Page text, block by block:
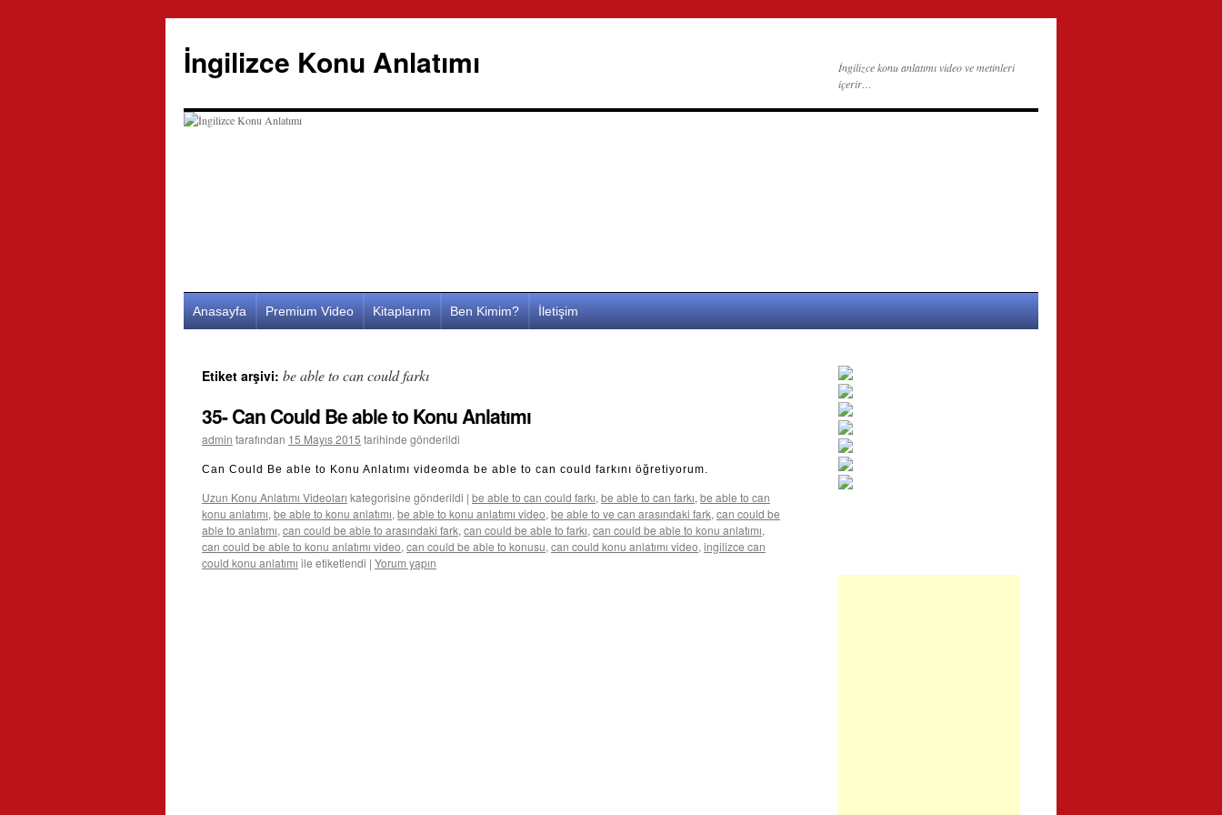
İngilizce Konu Anlatımı
İngilizce konu anlatımı video ve metinleri
içerir…
İçeriğe
Anasayfa Premium Video Kitaplarım Ben Kimim? İletişim
Etiket arşivi: be able to can could farkı
35- Can Could Be able to Konu Anlatımı
admin tarafından 15 Mayıs 2015 tarihinde gönderildi
Can Could Be able to Konu Anlatımı videomda be able to can could farkını öğretiyorum.
Uzun Konu Anlatımı Videoları kategorisine gönderildi | be able to can could farkı, be able to can farkı, be able to can
konu anlatımı, be able to konu anlatımı, be able to konu anlatımı video, be able to ve can arasındaki fark, can could be
able to anlatımı, can could be able to arasındaki fark, can could be able to farkı, can could be able to konu anlatımı,
can could be able to konu anlatımı video, can could be able to konusu, can could konu anlatımı video, ingilizce can
could konu anlatımı ile etiketlendi | Yorum yapın